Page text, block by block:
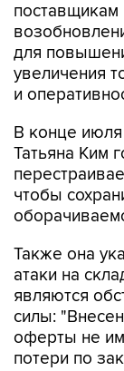
поставщикам
для
увеличения
и
В конце июля
Татьяна Ким
чтобы
Также она
атаки на
являются
силы:
оферты не
потери по